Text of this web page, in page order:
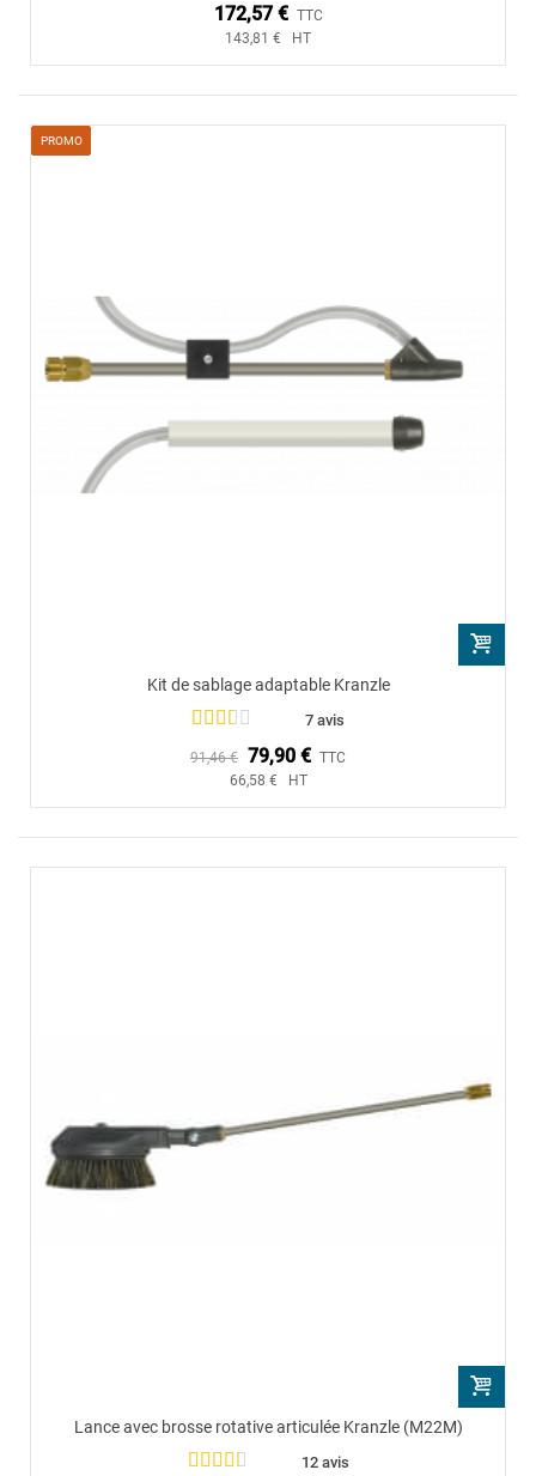
172,57 € TTC
143,81 € HT
PROMO
Kit de sablage adaptable Kranzle
7 avis
91,46 € 79,90 € TTC
66,58 € HT
Lance avec brosse rotative articulée Kranzle (M22M)
12 avis